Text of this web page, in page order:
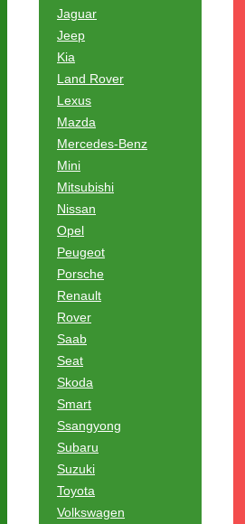
Jaguar
Jeep
Kia
Land Rover
Lexus
Mazda
Mercedes-Benz
Mini
Mitsubishi
Nissan
Opel
Peugeot
Porsche
Renault
Rover
Saab
Seat
Skoda
Smart
Ssangyong
Subaru
Suzuki
Toyota
Volkswagen